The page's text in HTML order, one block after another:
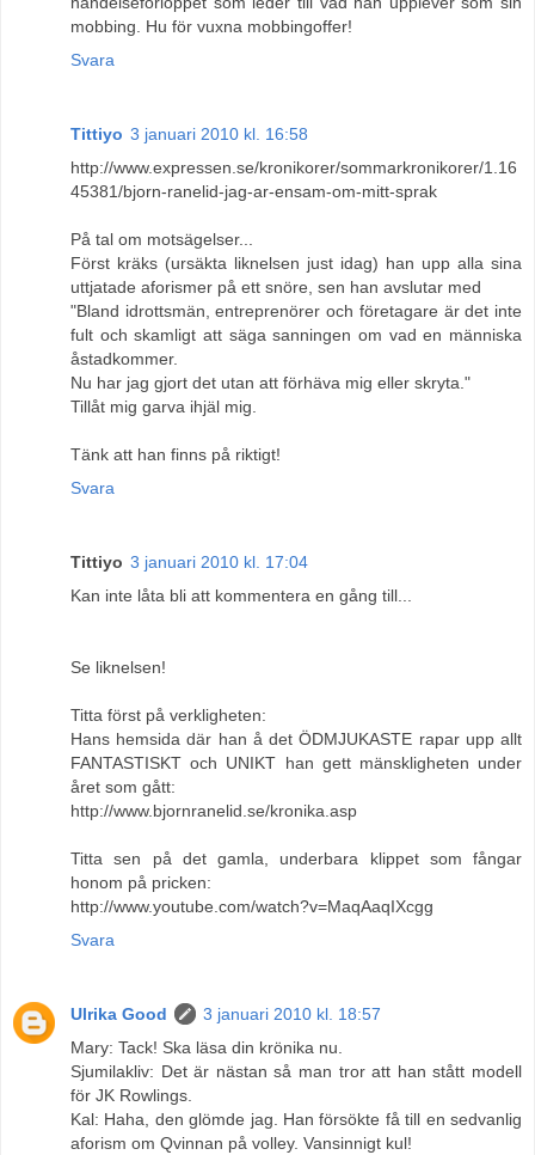
mobbing. Hu för vuxna mobbingoffer!
Svara
Tittiyo 3 januari 2010 kl. 16:58
http://www.expressen.se/kronikorer/sommarkronikorer/1.16
45381/bjorn-ranelid-jag-ar-ensam-om-mitt-sprak
På tal om motsägelser...
Först kräks (ursäkta liknelsen just idag) han upp alla sina
uttjatade aforismer på ett snöre, sen han avslutar med
"Bland idrottsmän, entreprenörer och företagare är det inte
fult och skamligt att säga sanningen om vad en människa
åstadkommer.
Nu har jag gjort det utan att förhäva mig eller skryta."
Tillåt mig garva ihjäl mig.
Tänk att han finns på riktigt!
Svara
Tittiyo 3 januari 2010 kl. 17:04
Kan inte låta bli att kommentera en gång till...
Se liknelsen!
Titta först på verkligheten:
Hans hemsida där han å det ÖDMJUKASTE rapar upp allt
FANTASTISKT och UNIKT han gett mänskligheten under
året som gått:
http://www.bjornranelid.se/kronika.asp
Titta sen på det gamla, underbara klippet som fångar
honom på pricken:
http://www.youtube.com/watch?v=MaqAaqIXcgg
Svara
Ulrika Good
3 januari 2010 kl. 18:57
Mary: Tack! Ska läsa din krönika nu.
Sjumilakliv: Det är nästan så man tror att han stått modell
för JK Rowlings.
Kal: Haha, den glömde jag. Han försökte få till en sedvanlig
aforism om Qvinnan på volley. Vansinnigt kul!